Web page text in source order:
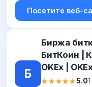
алгоритмы
транзакций.
Посетите веб-
Б
Биржа
БитКоин |
OKEx |
★★★★★
★★★★★5.0